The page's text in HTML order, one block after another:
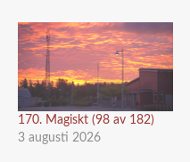
170. Magiskt (98 av 182)
3 augusti 2026